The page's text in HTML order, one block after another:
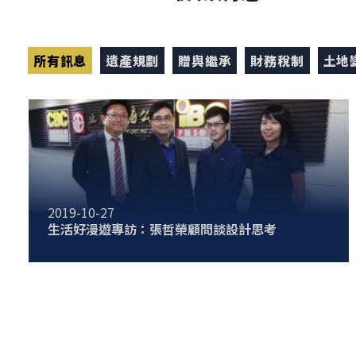
所有訊息 遺產規劃 贈與繼承 財務稅制 土地
2019-10-27
生活好漫遊專訪：張哲榮顧問談設計思考